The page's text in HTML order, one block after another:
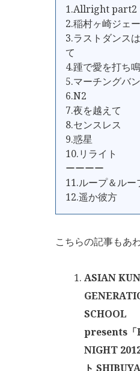
1.Allright part2
2.稲村ヶ崎ジェ
3.ラストダンス
て
4.踵で愛を打ち
5.マーチングバ
6.N2
7.夜を越えて
8.センスレス
9.惑星
10.リライト
ーーーー
11.ループ＆ルー
12.遥か彼方
こちらの記事もあ
ASIAN
SCHOOL
presents「
NIGHT
ト